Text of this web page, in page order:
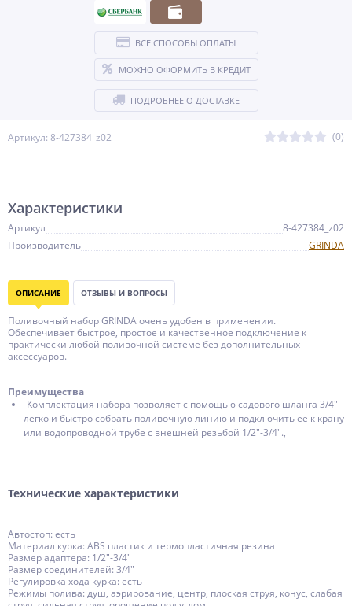
Артикул: 8-427384_z02 (0)
ВСЕ СПОСОБЫ ОПЛАТЫ
МОЖНО ОФОРМИТЬ В КРЕДИТ
ПОДРОБНЕЕ О ДОСТАВКЕ
Характеристики
Артикул
8-427384_z02
Производитель
GRINDA
ОПИСАНИЕ ОТЗЫВЫ И ВОПРОСЫ
Поливочный набор GRINDA очень удобен в применении.
Обеспечивает быстрое, простое и качественное подключение к
практически любой поливочной системе без дополнительных
аксессуаров.
Преимущества
-Комплектация набора позволяет с помощью садового шланга 3/4″
легко и быстро собрать поливочную линию и подключить ее к крану
или водопроводной трубе с внешней резьбой 1/2″-3/4″.,
Технические характеристики
Автостоп: есть
Материал курка: ABS пластик и термопластичная резина
Размер адаптера: 1/2"-3/4"
Размер соединителей: 3/4"
Регулировка хода курка: есть
Режимы полива: душ, аэрирование, центр, плоская струя, конус, слабая